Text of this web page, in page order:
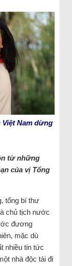
Việt Nam dừng
từ những
của vị Tổng
tổng bí thư
chủ tịch nước
đương
mặc dù
nhiều tin tức
nhà độc tài đi